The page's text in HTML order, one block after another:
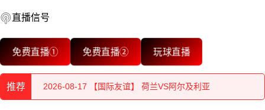
直播信号
免费直播① 免费直播② 玩球直播
推荐
2026-08-17 【国际友谊】 荷兰VS阿尔及利亚
2026-08-17 【国际友谊】 荷兰VS阿尔及利亚